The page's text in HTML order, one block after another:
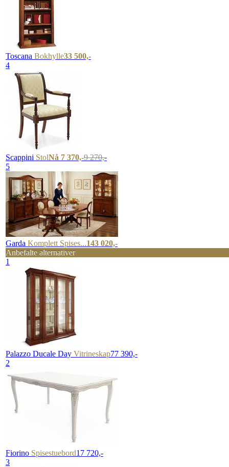
Toscana Bokhylle33 500,-
4
Scappini StolNå 7 370,-9 270,-
5
Garda Komplett Spises...143 020,-
Anbefalte alternativer
1
Palazzo Ducale Day Vitrineskap77 390,-
2
Fiorino Spisestuebord17 720,-
3